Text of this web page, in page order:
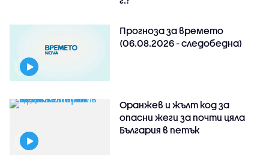
Прогноза за времето
(06.08.2026 - следобедна)
Оранжев и жълт код за
опасни жеги за почти цяла
България в петък